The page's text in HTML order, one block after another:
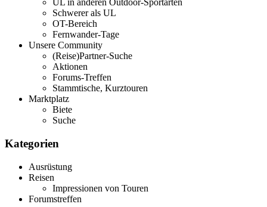
UL in anderen Outdoor-Sportarten
Schwerer als UL
OT-Bereich
Fernwander-Tage
Unsere Community
(Reise)Partner-Suche
Aktionen
Forums-Treffen
Stammtische, Kurztouren
Marktplatz
Biete
Suche
Kategorien
Ausrüstung
Reisen
Impressionen von Touren
Forumstreffen